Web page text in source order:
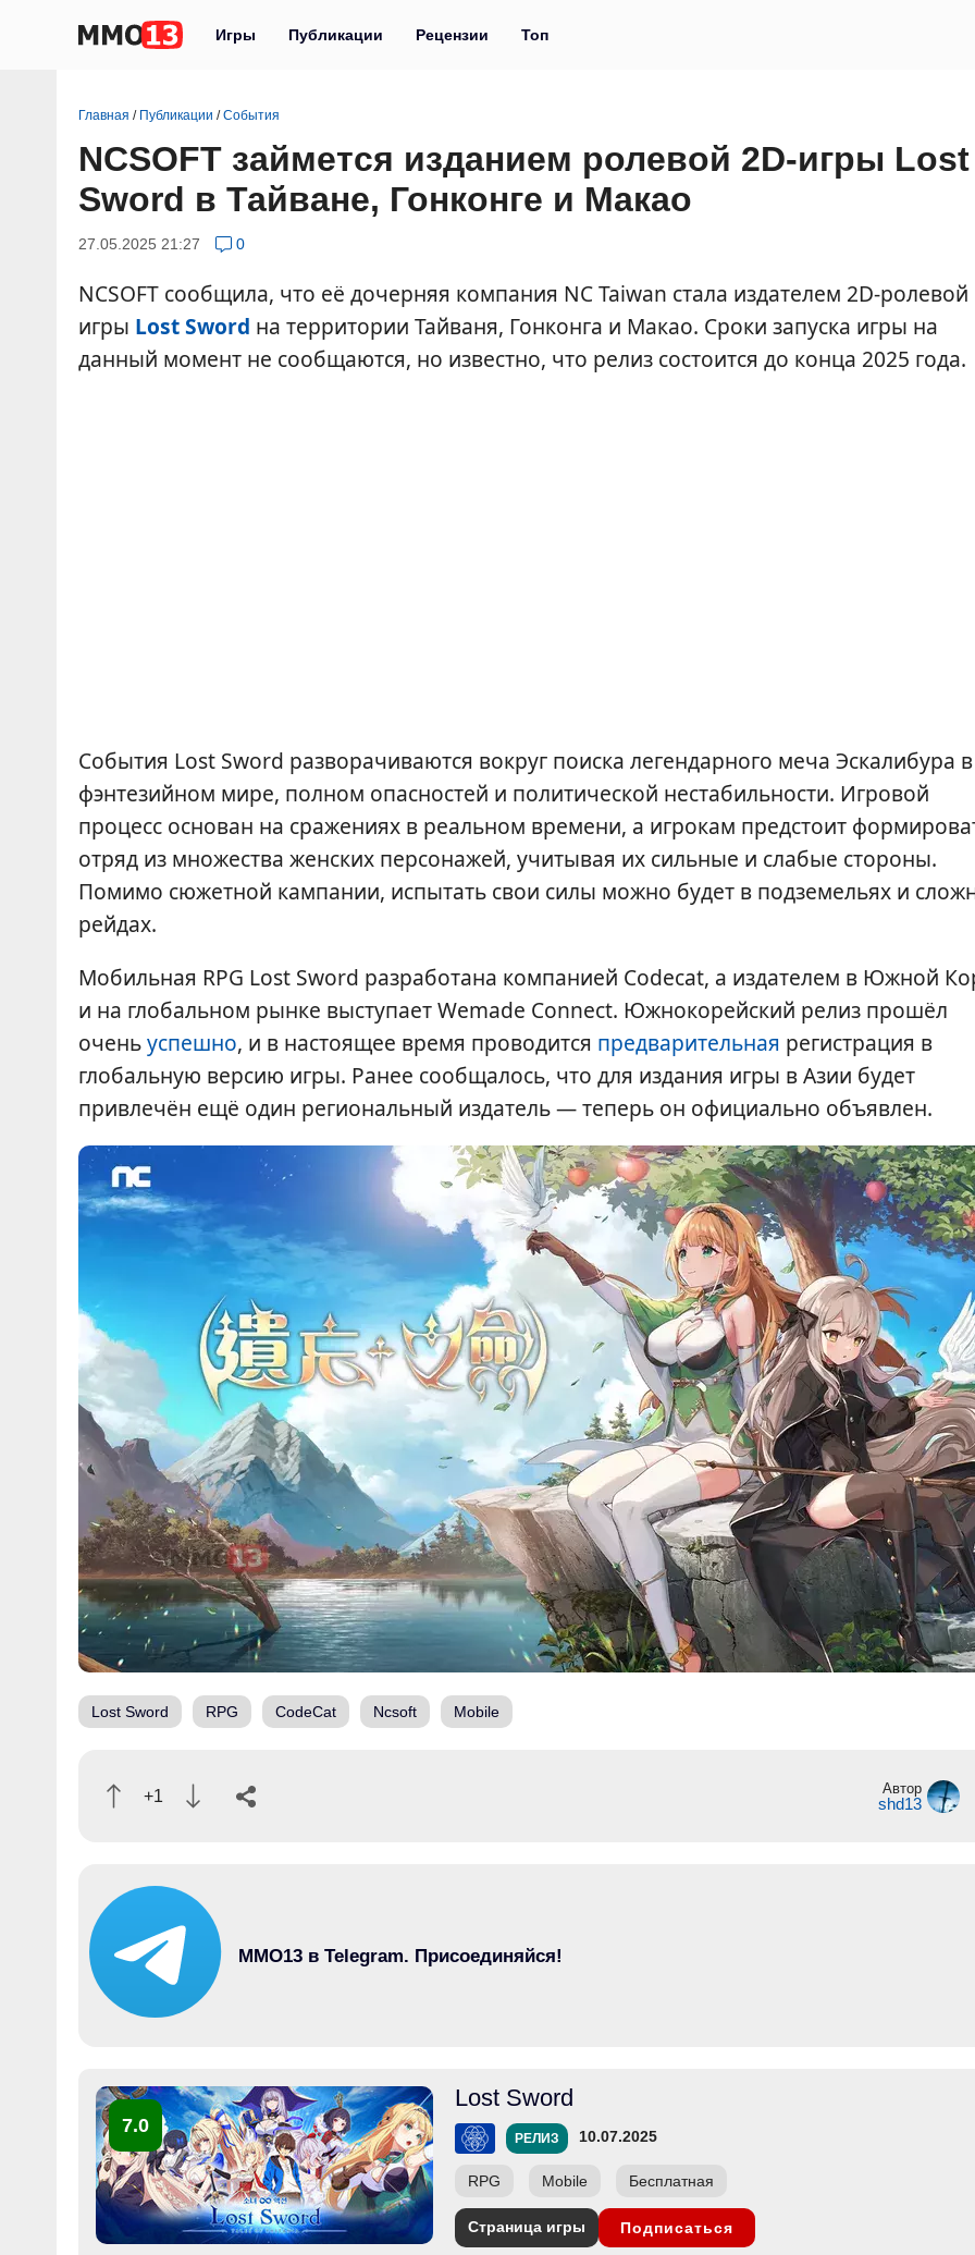
Игры Публикации Рецензии Топ
Главная / Публикации /События
NCSOFT займется изданием ролевой 2D-игры Lost
Sword в Тайване, Гонконге и Макао
27.05.2025 21:27 0
NCSOFT сообщила, что её дочерняя компания NC Taiwan стала издателем 2D-ролевой
игры Lost Sword на территории Тайваня, Гонконга и Макао. Сроки запуска игры на
данный момент не сообщаются, но известно, что релиз состоится до конца 2025 года.
События Lost Sword разворачиваются вокруг поиска легендарного меча Эскалибура в
фэнтезийном мире, полном опасностей и политической нестабильности. Игровой
процесс основан на сражениях в реальном времени, а игрокам предстоит
отряд из множества женских персонажей, учитывая их сильные и слабые стороны.
Помимо сюжетной кампании, испытать свои силы можно будет в подземельях и
рейдах.
Мобильная RPG Lost Sword разработана компанией Codecat, а издателем в Южной
и на глобальном рынке выступает Wemade Connect. Южнокорейский релиз прошёл
оченьуспешно, и в настоящее время проводится предварительная регистрация в
глобальную версию игры. Ранее сообщалось, что для издания игры в Азии будет
привлечён ещё один региональный издатель — теперь он официально объявлен.
Lost Sword RPG CodeCat Ncsoft Mobile
+1 Автор
shd13
MMO13 в Telegram. Присоединяйся!
7.0
Lost Sword
РЕЛИЗ 10.07.2025
RPG Mobile Бесплатная
Страница игры Подписаться